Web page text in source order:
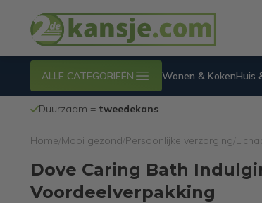
ALLE CATEGORIEËN Wonen & KokenHuis
Duurzaam = tweedekans
Home Mooi gezond Persoonlijke verzorging
Dove Caring Bath
Voordeelverpakking